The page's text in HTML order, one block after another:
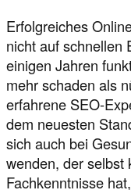
Erfolgreiches
nicht auf schnellen
einigen Jahren
mehr schaden als
erfahrene SEO-
dem neuesten
sich auch bei
wenden, der selbst
Fachkenntnisse